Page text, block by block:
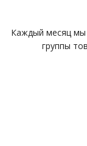
Каждый месяц мы
группы